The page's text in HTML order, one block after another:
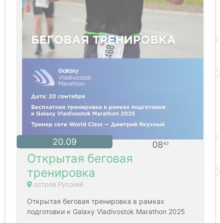
20.09 0840
Открытая беговая
тренировка
остров Русский
Открытая беговая тренировка в рамках
подготовки к Galaxy Vladivostok Marathon 2025